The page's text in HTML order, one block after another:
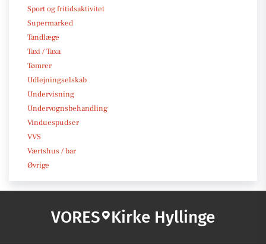
Sport og fritidsaktivitet
Supermarked
Tandlæge
Taxi / Taxa
Tømrer
Udlejningselskab
Undervisning
Undervognsbehandling
Vinduespudser
VVS
Værtshus / bar
Øvrige
VORES Kirke Hyllinge